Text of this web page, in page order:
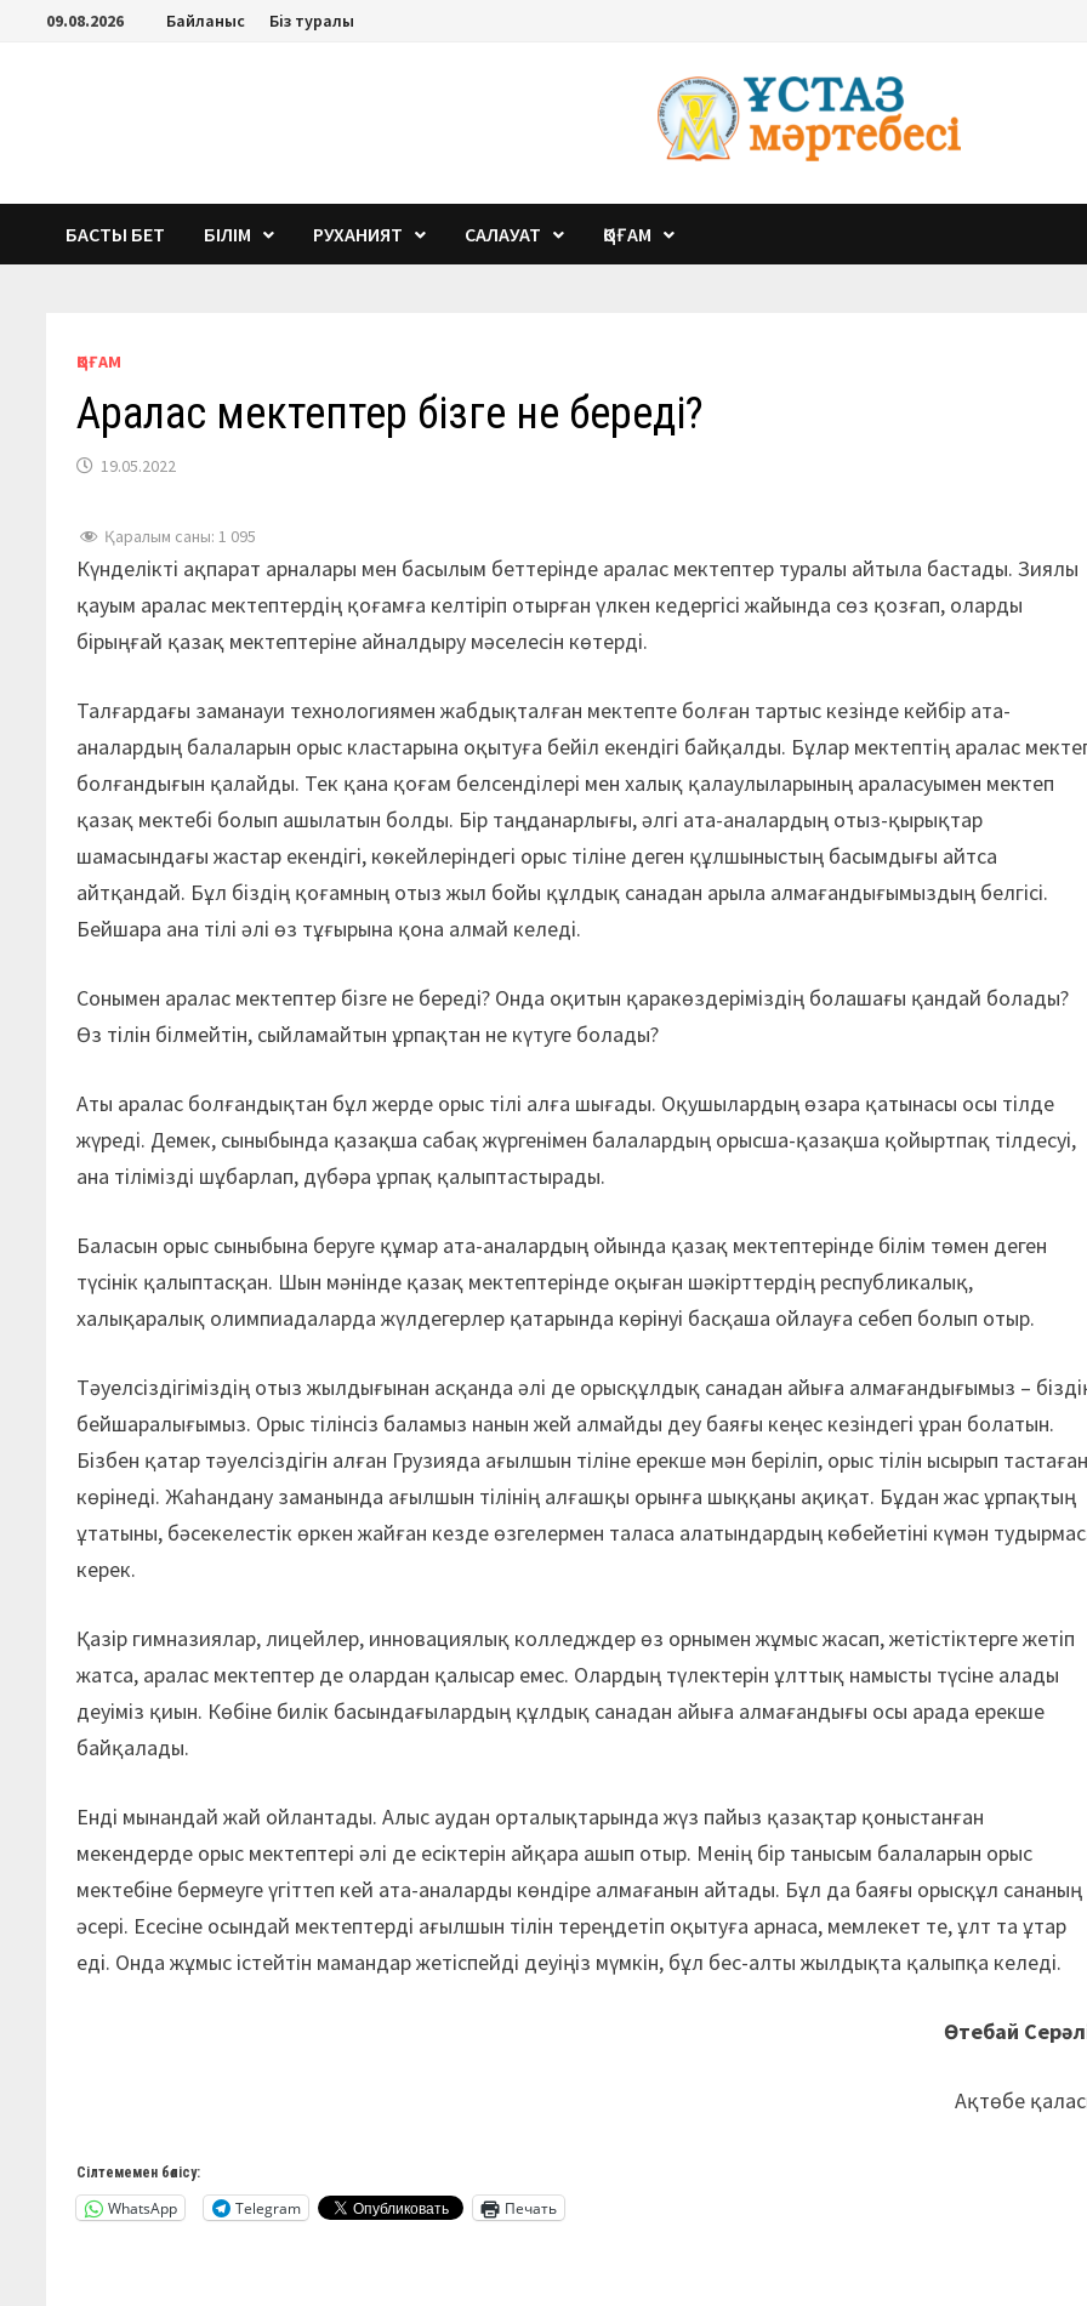
Перейти09.08.2026 Байланыс Біз туралы
БАСТЫ БЕТ БІЛІМ РУХАНИЯТ САЛАУАТ ҚОҒАМ
ҚОҒАМ
Аралас мектептер бізге не береді?
19.05.2022
Қаралым саны: 1 095
Күнделікті ақпарат арналары мен басылым беттерінде аралас мектептер туралы айтыла бастады. Зиялы
қауым аралас мектептердің қоғамға келтіріп отырған үлкен кедергісі жайында сөз қозғап, оларды
бірыңғай қазақ мектептеріне айналдыру мәселесін көтерді.
Талғардағы заманауи технологиямен жабдықталған мектепте болған тартыс кезінде кейбір ата-
аналардың балаларын орыс кластарына оқытуға бейіл екендігі байқалды. Бұлар мектептің аралас
болғандығын қалайды. Тек қана қоғам белсенділері мен халық қалаулыларының араласуымен мектеп
қазақ мектебі болып ашылатын болды. Бір таңданарлығы, әлгі ата-аналардың отыз-қырықтар
шамасындағы жастар екендігі, көкейлеріндегі орыс тіліне деген құлшыныстың басымдығы айтса
айтқандай. Бұл біздің қоғамның отыз жыл бойы құлдық санадан арыла алмағандығымыздың белгісі.
Бейшара ана тілі әлі өз тұғырына қона алмай келеді.
Сонымен аралас мектептер бізге не береді? Онда оқитын қаракөздеріміздің болашағы қандай болады?
Өз тілін білмейтін, сыйламайтын ұрпақтан не күтуге болады?
Аты аралас болғандықтан бұл жерде орыс тілі алға шығады. Оқушылардың өзара қатынасы осы тілде
жүреді. Демек, сыныбында қазақша сабақ жүргенімен балалардың орысша-қазақша қойыртпақ тілдесуі,
ана тілімізді шұбарлап, дүбәра ұрпақ қалыптастырады.
Баласын орыс сыныбына беруге құмар ата-аналардың ойында қазақ мектептерінде білім төмен деген
түсінік қалыптасқан. Шын мәнінде қазақ мектептерінде оқыған шәкірттердің республикалық,
халықаралық олимпиадаларда жүлдегерлер қатарында көрінуі басқаша ойлауға себеп болып отыр.
Тәуелсіздігіміздің отыз жылдығынан асқанда әлі де орысқұлдық санадан айыға алмағандығымыз –
бейшаралығымыз. Орыс тілінсіз баламыз нанын жей алмайды деу баяғы кеңес кезіндегі ұран болатын.
Бізбен қатар тәуелсіздігін алған Грузияда ағылшын тіліне ерекше мән беріліп, орыс тілін ысырып тастаған
көрінеді. Жаһандану заманында ағылшын тілінің алғашқы орынға шыққаны ақиқат. Бұдан жас ұрпақтың
ұтатыны, бәсекелестік өркен жайған кезде өзгелермен таласа алатындардың көбейетіні күмән
керек.
Қазір гимназиялар, лицейлер, инновациялық колледждер өз орнымен жұмыс жасап, жетістіктерге жетіп
жатса, аралас мектептер де олардан қалысар емес. Олардың түлектерін ұлттық намысты түсіне алады
деуіміз қиын. Көбіне билік басындағылардың құлдық санадан айыға алмағандығы осы арада ерекше
байқалады.
Енді мынандай жай ойлантады. Алыс аудан орталықтарында жүз пайыз қазақтар қоныстанған
мекендерде орыс мектептері әлі де есіктерін айқара ашып отыр. Менің бір танысым балаларын орыс
мектебіне бермеуге үгіттеп кей ата-аналарды көндіре алмағанын айтады. Бұл да баяғы орысқұл сананың
әсері. Есесіне осындай мектептерді ағылшын тілін тереңдетіп оқытуға арнаса, мемлекет те, ұлт та ұтар
еді. Онда жұмыс істейтін мамандар жетіспейді деуіңіз мүмкін, бұл бес-алты жылдықта қалыпқа келеді.
Өтебай
Ақтөбе
Сілтемемен бөлісу:
WhatsApp Telegram Печать